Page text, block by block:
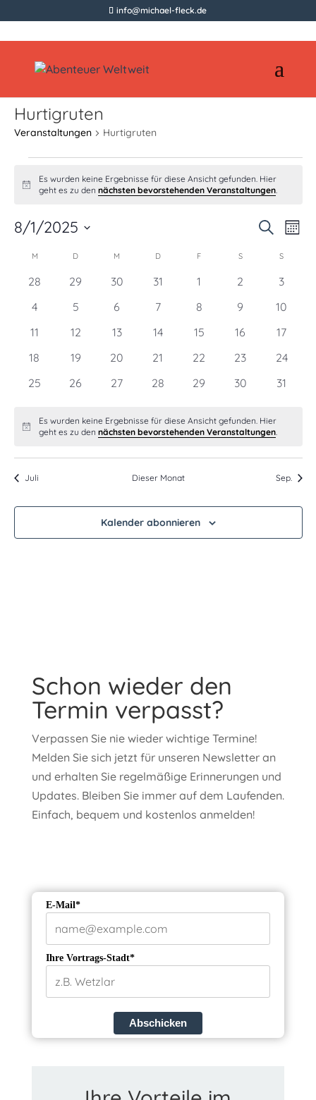
info@michael-fleck.de
Hurtigruten
Veranstaltungen Hurtigruten
Veranstaltungen
Hinweis
Es wurden keine Ergebnisse für diese Ansicht gefunden. Hier
geht es zu dennächsten bevorstehenden Veranstaltungen.
und
Suche
8/1/2025
Kalender
von
Veranstaltungen
M D DIENSTAGM MITTWOCH
DDONNERSTAG
F SSAMSTAG S
0
28
0
29
0
30
0
31
01
0
2
0
3
0
4
0
5
0
6
0
7
0
8
0
9
0
10
0
11
0
12
0
13
0
14
0
15
0
16
0
17
0
18
0
19
0
20
0
21
0
22
0
23
0
24
0
25
0
26
0
27
0
28
0
29
0
30
0
31
Hinweis
Es wurden keine Ergebnisse für diese Ansicht gefunden. Hier
geht es zu dennächsten bevorstehenden Veranstaltungen.
Juli Dieser Monat Sep.
Kalender abonnieren
Schon wieder den
Termin verpasst?
Verpassen Sie nie wieder wichtige Termine!
Melden Sie sich jetzt für unseren Newsletter an
und erhalten Sie regelmäßige Erinnerungen und
Updates. Bleiben Sie immer auf dem Laufenden.
Einfach, bequem und kostenlos anmelden!
E-Mail*
Ihre Vortrags-Stadt*
Abschicken